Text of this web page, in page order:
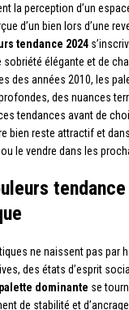
la perception d’un
d’un bien lors d’une
tendance 2024
sobriété élégante et de
des années 2010, les
des nuances
tendances avant de
bien reste attractif et
le vendre dans les
ne naissent pas par
des états d’esprit
palette dominante se
de stabilité et